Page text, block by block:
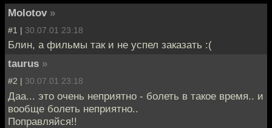
Molotov »
#1 | 30.07.01 23:18
Блин, а фильмы так и не успел заказать :(
taurus »
#2 | 30.07.01 23:18
Даа... это очень неприятно - болеть в такое время.. и
вообще болеть неприятно..
Поправляйся!!